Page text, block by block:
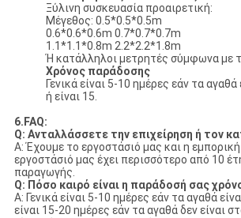
Ξύλινη συσκευασία προαιρετική:
Μέγεθος: 0.5*0.5*0.5m
0.6*0.6*0.6m 0.7*0.7*0.7m
1.1*1.1*0.8m 2.2*2.2*1.8m
Ή κατάλληλοι μετρητές σύμφωνα με
Χρόνος παράδοσης
Γενικά είναι 5-10 ημέρες εάν τα
ή είναι 15.
6.FAQ:
Q: Ανταλλάσσετε την επιχείρηση ή τον
Α: Έχουμε το εργοστάσιό μας και η
εργοστάσιό μας έχει περισσότερο από 10
παραγωγής.
Q: Πόσο καιρό είναι η παράδοσή σας
Α: Γενικά είναι 5-10 ημέρες εάν τα αγαθά
είναι 15-20 ημέρες εάν τα αγαθά δεν είναι